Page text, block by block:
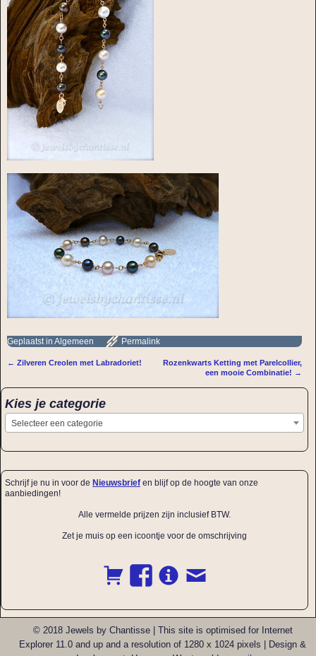
Geplaatst in Algemeen Permalink
← Zilveren Creolen met Labradoriet!
Rozenkwarts Ketting met Parelcollier,
een mooie Combinatie! →
Kies je categorie
Selecteer een categorie
Schrijf je nu in voor de Nieuwsbrief en blijf op de hoogte van onze
aanbiedingen!
Alle vermelde prijzen zijn inclusief BTW.
Zet je muis op een icoontje voor de omschrijving
© 2018 Jewels by Chantisse | This site is optimised for Internet
Explorer 11.0 and up and a resolution of 1280 x 1024 pixels | Design &